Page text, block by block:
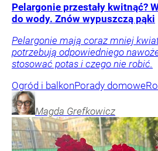
Pelargonie przestały kwitnąć?
do wody. Znów wypuszczą pąki
Pelargonie mają coraz mniej
potrzebują odpowiedniego
stosować potas i czego nie robić.
Ogród i balkonPorady domowe
Magda Grefkowicz